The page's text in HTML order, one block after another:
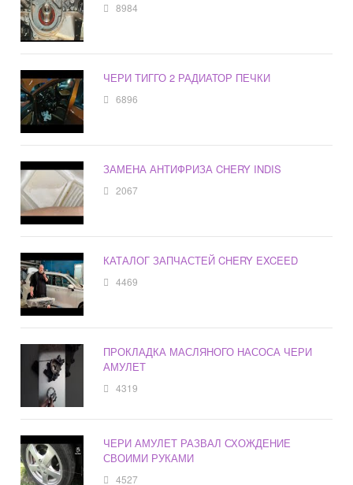
8984
ЧЕРИ ТИГГО 2 РАДИАТОР ПЕЧКИ
6896
ЗАМЕНА АНТИФРИЗА CHERY INDIS
2067
КАТАЛОГ ЗАПЧАСТЕЙ CHERY EXCEED
4469
ПРОКЛАДКА МАСЛЯНОГО НАСОСА ЧЕРИ
АМУЛЕТ
4319
ЧЕРИ АМУЛЕТ РАЗВАЛ СХОЖДЕНИЕ
СВОИМИ РУКАМИ
4527